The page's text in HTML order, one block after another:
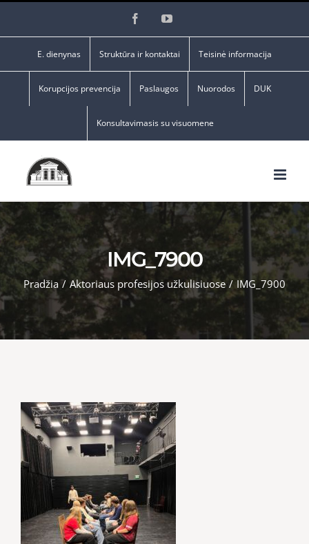
FacebookYouTube
E. dienynas Struktūra ir kontaktai Teisinė informacija
Korupcijos prevencija Paslaugos Nuorodos DUK
Konsultavimasis su visuomene
IMG_7900
Pradžia / Aktoriaus profesijos užkulisiuose / IMG_7900